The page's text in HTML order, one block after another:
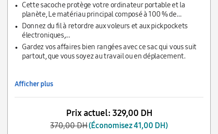
Cette sacoche protège votre ordinateur portable et la
planète, Le matériau principal composé à 100 % de
plastiques issus de déchets récupérés dans
l’environnement.
Donnez du fil à retordre aux voleurs et aux pickpockets
électroniques,
La pochette RFID empêche les individus malveillants de
numériser vos cartes de crédit et autres données.
Gardez vos affaires bien rangées avec ce sac qui vous suit
partout, que vous soyez au travail ou en déplacement.
Afficher plus
Prix actuel: 329,00 DH
370,00 DH(Économisez 41,00 DH)